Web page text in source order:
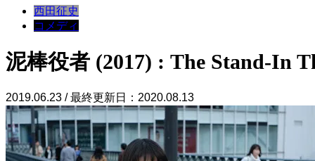
西田征史
コメディ
泥棒役者 (2017) : The Stand-In
2019.06.23 / 最終更新日：2020.08.13